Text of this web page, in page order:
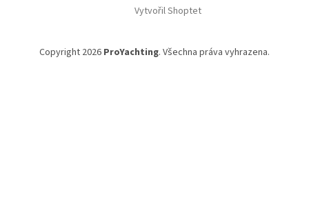
Vytvořil Shoptet
Copyright 2026 ProYachting. Všechna práva vyhrazena.